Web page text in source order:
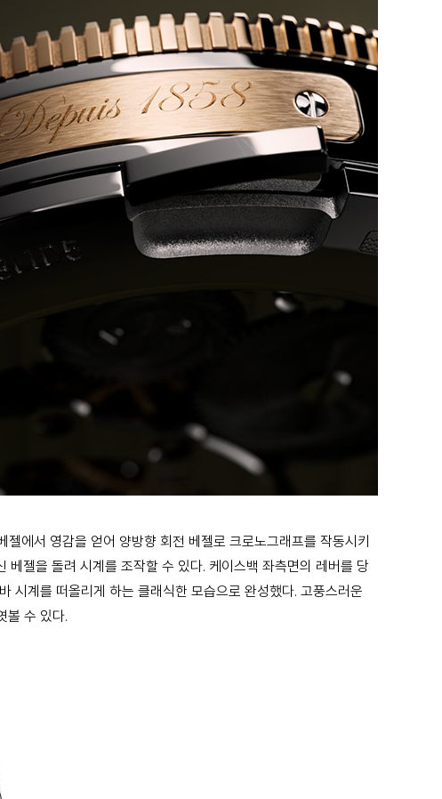
에서 영감을 얻어 양방향 회전 베젤로 크로노그래프를 작동시키
베젤을 돌려 시계를 조작할 수 있다. 케이스백 좌측면의 레버를 당
시계를 떠올리게 하는 클래식한 모습으로 완성했다. 고풍스러운
볼 수 있다.